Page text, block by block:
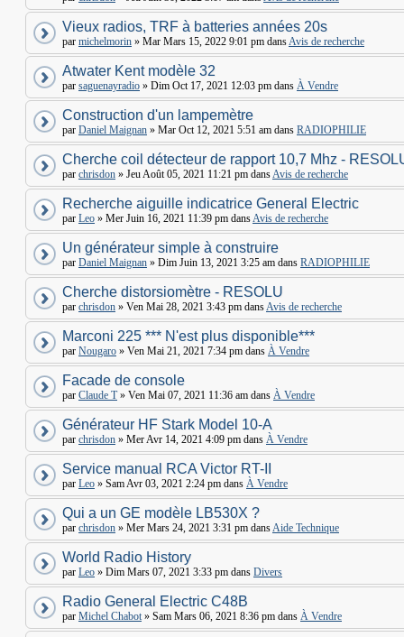
Vieux radios, TRF à batteries années 20s
par michelmorin » Mar Mars 15, 2022 9:01 pm dansAvis de recherche
Atwater Kent modèle 32
par saguenayradio » Dim Oct 17, 2021 12:03 pm dans À Vendre
Construction d'un lampemètre
par Daniel Maignan » Mar Oct 12, 2021 5:51 am dans RADIOPHILIE
Cherche coil détecteur de rapport 10,7 Mhz -
par chrisdon » Jeu Août 05, 2021 11:21 pm dansAvis de recherche
Recherche aiguille indicatrice General Electric
par Leo » Mer Juin 16, 2021 11:39 pm dansAvis de recherche
Un générateur simple à construire
par Daniel Maignan » Dim Juin 13, 2021 3:25 am dans RADIOPHILIE
Cherche distorsiomètre - RESOLU
par chrisdon » Ven Mai 28, 2021 3:43 pm dansAvis de recherche
Marconi 225 *** N'est plus disponible***
par Nougaro » Ven Mai 21, 2021 7:34 pm dans À Vendre
Facade de console
par Claude T» Ven Mai 07, 2021 11:36 am dans À Vendre
Générateur HF Stark Model 10-A
par chrisdon » Mer Avr 14, 2021 4:09 pm dans À Vendre
Service manual RCA Victor RT-II
par Leo » Sam Avr 03, 2021 2:24 pm dans À Vendre
Qui a un GE modèle LB530X ?
par chrisdon » Mer Mars 24, 2021 3:31 pm dansAide Technique
World Radio History
par Leo » Dim Mars 07, 2021 3:33 pm dans Divers
Radio General Electric C48B
par Michel Chabot» Sam Mars 06, 2021 8:36 pm dans À Vendre